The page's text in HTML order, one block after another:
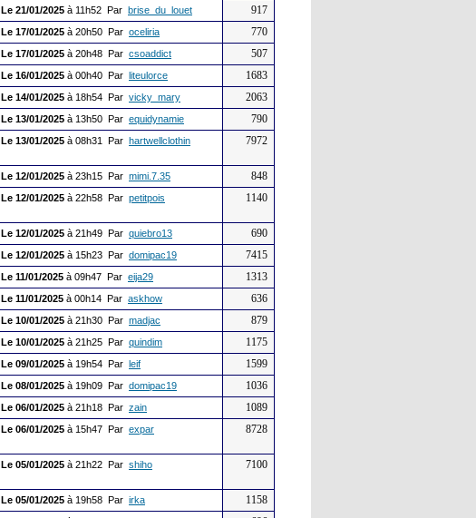
Le 21/01/2025 à 11h52 Par brise_du_louet 917
Le 17/01/2025 à 20h50 Par oceliria 770
Le 17/01/2025 à 20h48 Par csoaddict 507
Le 16/01/2025 à 00h40 Par liteulorce 1683
Le 14/01/2025 à 18h54 Par vicky_mary 2063
Le 13/01/2025 à 13h50 Par equidynamie 790
Le 13/01/2025 à 08h31 Par hartwellclothin 7972
Le 12/01/2025 à 23h15 Par mimi.7.35 848
Le 12/01/2025 à 22h58 Par petitpois 1140
Le 12/01/2025 à 21h49 Par quiebro13 690
Le 12/01/2025 à 15h23 Par domipac19 7415
Le 11/01/2025 à 09h47 Par eija29 1313
Le 11/01/2025 à 00h14 Par askhow 636
Le 10/01/2025 à 21h30 Par madjac 879
Le 10/01/2025 à 21h25 Par quindim 1175
Le 09/01/2025 à 19h54 Par leif 1599
Le 08/01/2025 à 19h09 Par domipac19 1036
Le 06/01/2025 à 21h18 Par zain 1089
Le 06/01/2025 à 15h47 Par expar 8728
Le 05/01/2025 à 21h22 Par shiho 7100
Le 05/01/2025 à 19h58 Par irka 1158